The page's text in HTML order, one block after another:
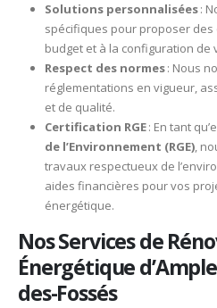
Solutions personnalisées:
spécifiques pour proposer
budget et à la configuration de
Respect des normes: Nous
réglementations en vigueur,
et de qualité.​
Certification RGE: En tant
de l’Environnement (RGE),
travaux respectueux de
aides financières pour vos
énergétique.​
Nos Services de
Énergétique
des-Fossés